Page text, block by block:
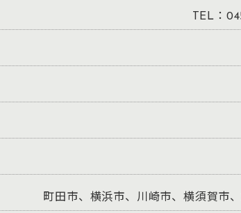
TEL：
町田市、横浜市、川崎市、横須賀市